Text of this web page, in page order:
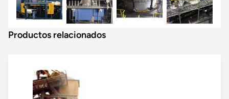
Productos relacionados